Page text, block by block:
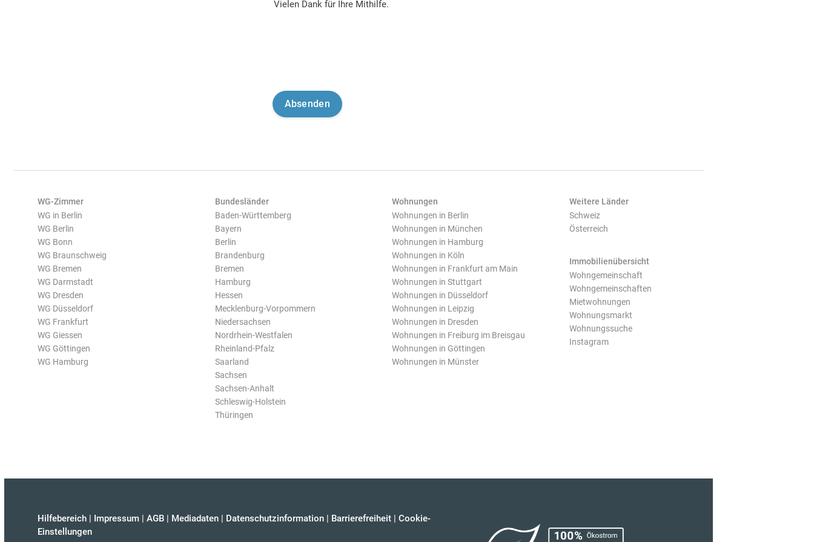
Vielen Dank für Ihre Mithilfe.
WG-Zimmer
WG in Berlin
WG Berlin
WG Bonn
WG Braunschweig
WG Bremen
WG Darmstadt
WG Dresden
WG Düsseldorf
WG Frankfurt
WG Giessen
WG Göttingen
WG Hamburg
Bundesländer
Baden-Württemberg
Bayern
Berlin
Brandenburg
Bremen
Hamburg
Hessen
Mecklenburg-Vorpommern
Niedersachsen
Nordrhein-Westfalen
Rheinland-Pfalz
Saarland
Sachsen
Sachsen-Anhalt
Schleswig-Holstein
Thüringen
Wohnungen
Wohnungen in Berlin
Wohnungen in München
Wohnungen in Hamburg
Wohnungen in Köln
Wohnungen in Frankfurt am Main
Wohnungen in Stuttgart
Wohnungen in Düsseldorf
Wohnungen in Leipzig
Wohnungen in Dresden
Wohnungen in Freiburg im Breisgau
Wohnungen in Göttingen
Wohnungen in Münster
Weitere Länder
Schweiz
Österreich
Immobilienübersicht
Wohngemeinschaft
Wohngemeinschaften
Mietwohnungen
Wohnungsmarkt
Wohnungssuche
Instagram
Hilfebereich | Impressum | AGB | Mediadaten | Datenschutzinformation | Barrierefreiheit | Cookie-
Einstellungen